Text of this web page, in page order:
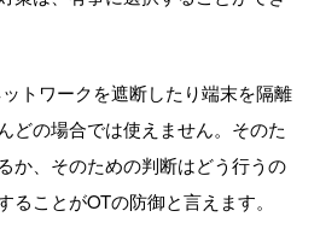
トワークを遮断したり端末を隔離
どの場合では使えません。そのた
か、そのための判断はどう⾏うの
ことがOTの防御と⾔えます。